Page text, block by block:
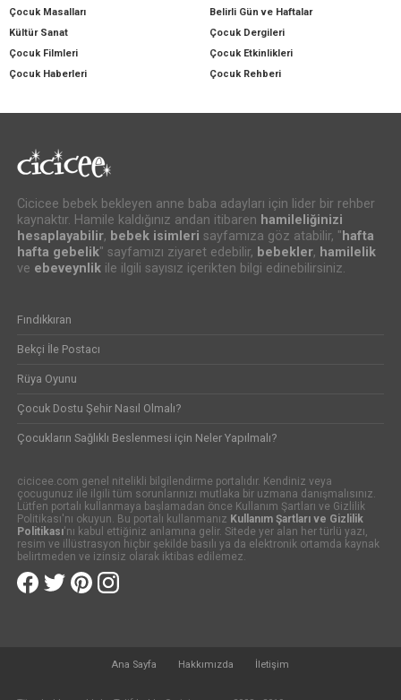
Çocuk Masalları
Belirli Gün ve Haftalar
Kültür Sanat
Çocuk Dergileri
Çocuk Filmleri
Çocuk Etkinlikleri
Çocuk Haberleri
Çocuk Rehberi
Cicicee bebek bekleyen anne baba adayları için lider bir rehber
kaynaktır. Hamile kaldığınız andan itibaren hamileliğinizi
hesaplayabilir, bebek isimleri sayfamıza göz atabilir, " hafta
hafta gebelik" sayfamızı ziyaret edebilir, bebekler, hamilelik
ve ebeveynlikile ilgili sayısız içerikten bilgi edinebilirsiniz.
Fındıkkıran
Bekçi İle Postacı
Rüya Oyunu
Çocuk Dostu Şehir Nasıl Olmalı?
Çocukların Sağlıklı Beslenmesi için Neler Yapılmalı?
cicicee.com genel nitelikli bilgilendirme portalıdır. Kendiniz veya
çocugunuz ile ilgili tüm sorunlarınızı mutlaka bir uzmana danışmalısınız.
Lütfen portalı kullanmaya başlamadan önce Kullanım Şartları ve Gizlilik
Politikası'nı okuyun. Bu portalı kullanmanız Kullanım Şartları ve Gizlilik
Politikası'nı kabul ettiğiniz anlamına gelir. Sitede yer alan her türlü yazı,
resim ve illüstrasyon hiçbir şekilde basılı ya da elektronik ortamda kaynak
belirtmeden ve izinsiz olarak iktibas edilemez.
Ana Sayfa Hakkımızda İletişim